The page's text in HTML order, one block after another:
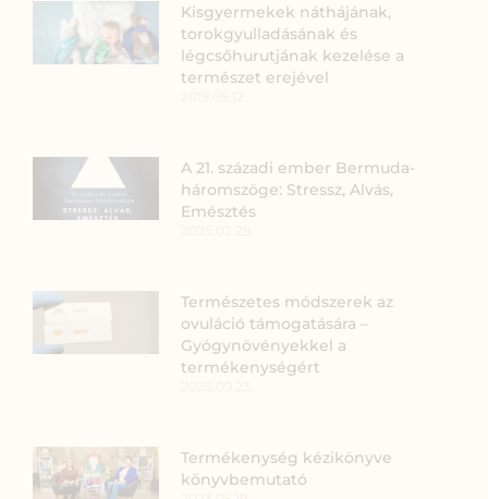
Kisgyermekek náthájának,
torokgyulladásának és
légcsőhurutjának kezelése a
természet erejével
A 21. századi ember Bermuda-
háromszöge: Stressz, Alvás,
Emésztés
Természetes módszerek az
ovuláció támogatására –
Gyógynövényekkel a
termékenységért
Termékenység kézikönyve
könyvbemutató